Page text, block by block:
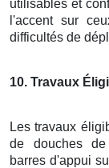
utilisables et
l'accent sur
difficultés de
10. Travaux
Les travaux
de douches de
barres d'appui